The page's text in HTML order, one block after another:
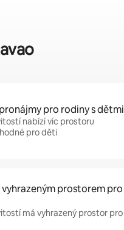
pro rodiny s dětmi
nabízí víc prostoru
pro děti
vyhrazeným prostorem pro
má vyhrazený prostor pro